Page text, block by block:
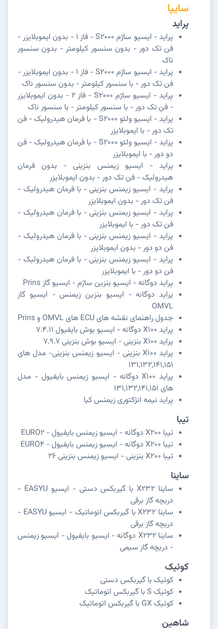
سایپا
پراید
پراید - ایسیو ساژم S2000 - فاز 1 - بدون ایموبلایزر -
فن تک دور - بدون سنسور کیلومتر - بدون سنسور
ناک
پراید - ایسیو ساژم S2000 - فاز 1 - بدون ایموبلایزر -
فن تک دور - با سنسور کیلومتر - بدون سنسور ناک
پراید - ایسیو ساژم S2000 - فاز 2 - بدون ایموبلایزر
- فن تک دور - با سنسور کیلومتر - با سنسور ناک
پراید - ایسیو ولئو S2000 - با فرمان هیدرولیک - فن
تک دور - با ایموبلایزر
پراید - ایسیو ولئو S2000 - با فرمان هیدرولیک - فن
دو دور - با ایموبلایزر
پراید - ایسیو زیمنس بنزینی - بدون فرمان
هیدرولیک - فن تک دور - بدون ایموبلایزر
پراید - ایسیو زیمنس بنزینی - با فرمان هیدرولیک -
فن تک دور - بدون ایموبلایزر
پراید - ایسیو زیمنس بنزینی - با فرمان هیدرولیک -
فن تک دور - با ایموبلایزر
پراید - ایسیو زیمنس بنزینی - با فرمان هیدرولیک -
فن دو دور - بدون ایموبلایزر
پراید - ایسیو زیمنس بنزینی - با فرمان هیدرولیک -
فن دو دور - با ایموبلایزر
پراید دوگانه - ایسیو بنزین ساژم - ایسیو گاز Prins
پراید دوگانه - ایسیو بنزین زیمنس - ایسیو گاز
OMVL
جدول راهنمای نقشه های ECU های OMVL و Prins
پراید X100 دوگانه - ایسیو بوش بایفیول 7.4.11
پراید X100 بنزینی - ایسیو بوش بنزینی 7.9.7
پراید X100 بنزینی - ایسیو زیمنس بنزینی- مدل های
131,132,141,151
پراید X100 دوگانه - ایسیو زیمنس بایفیول - مدل
های 131,132,141,151
پراید نیمه انژکتوری زیمنس کیا
تیبا
تیبا X200 دوگانه - ایسیو زیمنس بایفیول - EURO2
تیبا X200 دوگانه - ایسیو زیمنس بایفیول - EURO4
تیبا X200 بنزینی - ایسیو زیمنس بنزینی 26
ساینا
ساینا X232 با گیربکس دستی - ایسیو EASYU -
دریچه گاز برقی
ساینا X232 با گیربکس اتوماتیک - ایسیو EASYU -
دریچه گاز برقی
ساینا X232 دوگانه - ایسیو بایفیول - ایسیو زیمنس
- دریچه گاز سیمی
کوئیک
کوئیک با گیربکس دستی
کوئیک S با گیربکس اتوماتیک
کوئیک GX با گیربکس اتوماتیک
شاهین